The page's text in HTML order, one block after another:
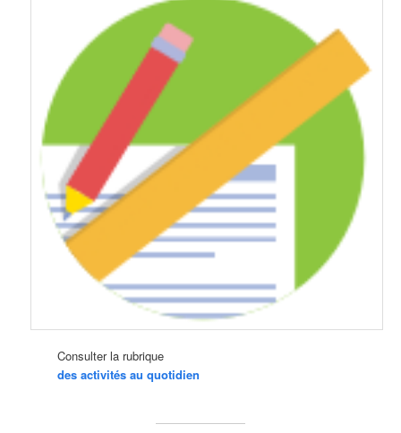
Consulter la rubrique
des activités au quotidien